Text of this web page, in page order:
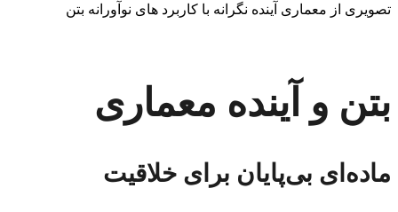
تصویری از معماری آینده نگرانه با کاربرد های نوآورانه بتن
بتن و آینده معماری
ماده‌ای بی‌پایان برای خلاقیت